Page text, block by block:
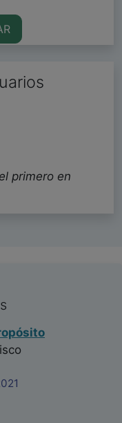
primero en